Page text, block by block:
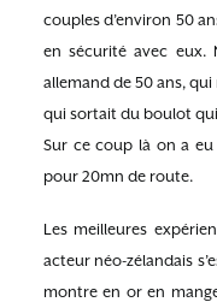
couples d’environ 50
en sécurité avec eux.
allemand de 50 ans,
qui sortait du boulot
Sur ce coup là on a
pour 20mn de route.
Les meilleures
acteur néo-zélandais
montre en or en